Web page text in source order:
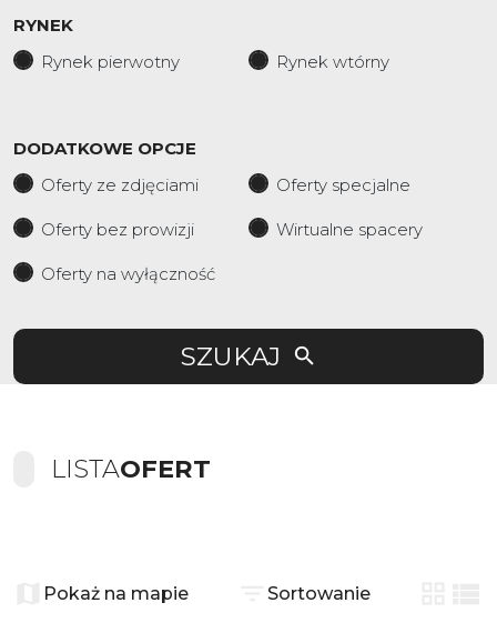
RYNEK
Rynek pierwotny
Rynek wtórny
DODATKOWE OPCJE
Oferty ze zdjęciami
Oferty specjalne
Oferty bez prowizji Wirtualne spacery
Oferty na wyłączność
SZUKAJ
LISTAOFERT
−
Pokaż na mapie Sortowanie